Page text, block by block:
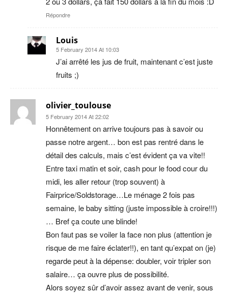
Répondre
Louis
5 February 2014 At 10:03
J’ai arrêté les jus de fruit, maintenant c’est juste
fruits ;)
olivier_toulouse
5 February 2014 At 22:02
Honnêtement on arrive toujours pas à savoir ou
passe notre argent… bon est pas rentré dans le
détail des calculs, mais c’est évident ça va vite!!
Entre taxi matin et soir, cash pour le food cour du
midi, les aller retour (trop souvent) à
Fairprice/Soldstorage…Le ménage 2 fois pas
semaine, le baby sitting (juste impossible à croire!!!)
… Bref ça coute une blinde!
Bon faut pas se voiler la face non plus (attention je
risque de me faire éclater!!), en tant qu’expat on (je)
regarde peut à la dépense: doubler, voir tripler son
salaire… ça ouvre plus de possibilité.
Alors soyez sûr d’avoir assez avant de venir, sous